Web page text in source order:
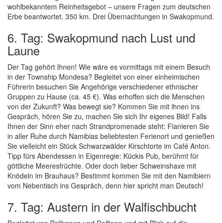
wohlbekanntem Reinheitsgebot – unsere Fragen zum deutschen
Erbe beantwortet. 350 km. Drei Übernachtungen in Swakopmund.
6. Tag: Swakopmund nach Lust und
Laune
Der Tag gehört Ihnen! Wie wäre es vormittags mit einem Besuch
in der Township Mondesa? Begleitet von einer einheimischen
Führerin besuchen Sie Angehörige verschiedener ethnischer
Gruppen zu Hause (ca. 45 €). Was erhoffen sich die Menschen
von der Zukunft? Was bewegt sie? Kommen Sie mit ihnen ins
Gespräch, hören Sie zu, machen Sie sich Ihr eigenes Bild! Falls
Ihnen der Sinn eher nach Strandpromenade steht: Flanieren Sie
in aller Ruhe durch Namibias beliebtesten Ferienort und genießen
Sie vielleicht ein Stück Schwarzwälder Kirschtorte im Café Anton.
Tipp fürs Abendessen in Eigenregie: Kückis Pub, berühmt für
göttliche Meeresfrüchte. Oder doch lieber Schweinshaxe mit
Knödeln im Brauhaus? Bestimmt kommen Sie mit den Namibiern
vom Nebentisch ins Gespräch, denn hier spricht man Deutsch!
7. Tag: Austern in der Walfischbucht